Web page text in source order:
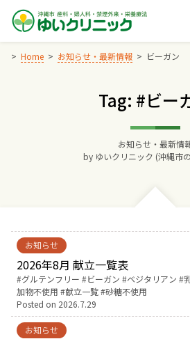
Skip
content
Home お知らせ・最新情報 ビーガン
Tag: #ビー
お知らせ・最新情
by ゆいクリニック (沖縄市
お知らせ
2026年8月 献立一覧表
Tags:
グルテンフリー ビーガン ベジタリアン
加物不使用
献立一覧 砂糖不使用
Posted on 2026.7.29
お知らせ
Home
交通アクセス
妊婦健診